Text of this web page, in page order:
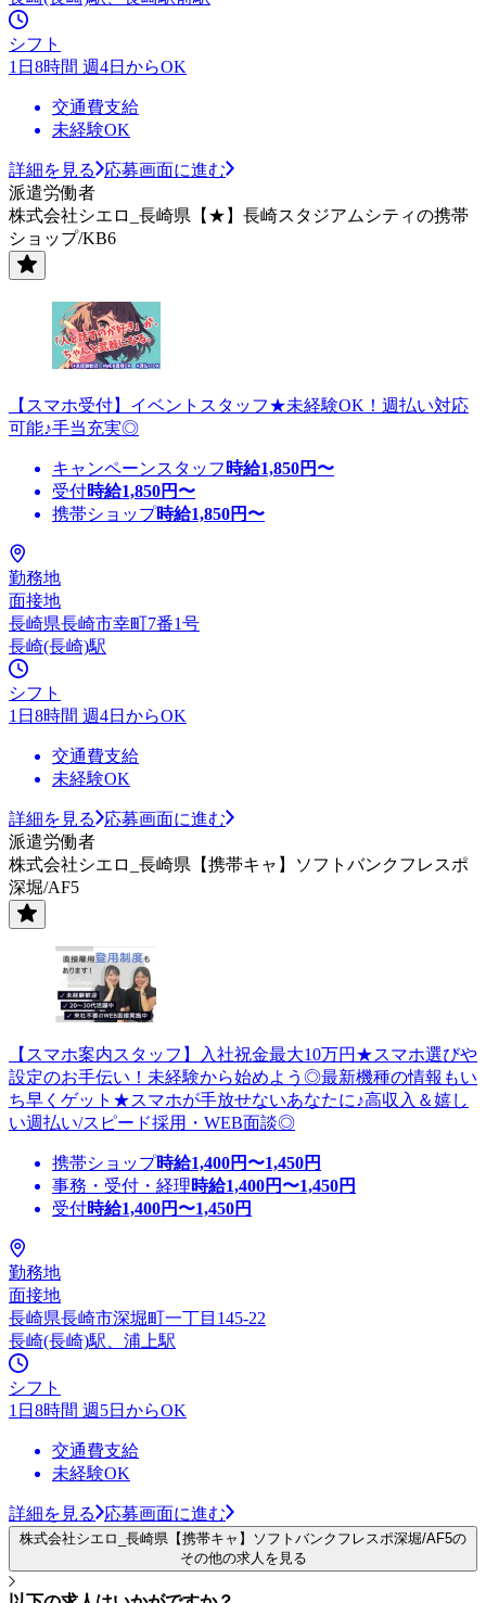
シフト
1日8時間 週4日からOK
交通費支給
未経験OK
詳細を見る
応募画面に進む
派遣労働者
株式会社シエロ_長崎県【★】長崎スタジアムシティの携帯
ショップ/KB6
【スマホ受付】イベントスタッフ★未経験OK！週払い対応
可能♪手当充実◎
キャンペーンスタッフ 時給1,850円〜
受付時給1,850円〜
携帯ショップ時給1,850円〜
勤務地
面接地
長崎県長崎市幸町7番1号
長崎(長崎)駅
シフト
1日8時間 週4日からOK
交通費支給
未経験OK
詳細を見る
応募画面に進む
派遣労働者
株式会社シエロ_長崎県【携帯キャ】ソフトバンクフレスポ
深堀/AF5
【スマホ案内スタッフ】入社祝金最大10万円★スマホ選びや
設定のお手伝い！未経験から始めよう◎最新機種の情報もい
ち早くゲット★スマホが手放せないあなたに♪高収入＆嬉し
い週払い/スピード採用・WEB面談◎
携帯ショップ時給1,400円〜1,450円
事務・受付・経理時給1,400円〜1,450円
受付時給1,400円〜1,450円
勤務地
面接地
長崎県長崎市深堀町一丁目145-22
長崎(長崎)駅、浦上駅
シフト
1日8時間 週5日からOK
交通費支給
未経験OK
詳細を見る 応募画面に進む
株式会社シエロ_長崎県【携帯キャ】ソフトバンクフレスポ深堀/AF5の
その他の求人を見る